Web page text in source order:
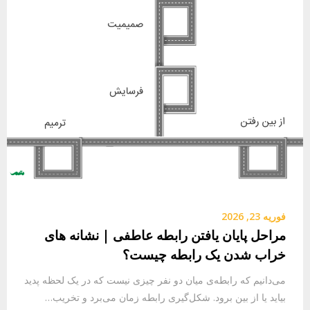
فوریه 23, 2026
مراحل پایان یافتن رابطه عاطفی | نشانه های
خراب شدن یک رابطه چیست؟
می‌دانیم که رابطه‌ی میان دو نفر چیزی نیست که در یک لحظه پدید
بیاید یا از بین برود. شکل‌گیری رابطه زمان می‌برد و تخریب…